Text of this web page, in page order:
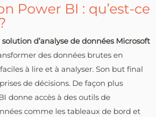
Power BI : qu’est-ce
solution d’analyse de données Microsoft
des données brutes en
à lire et à analyser. Son but final
de décisions. De façon plus
donne accès à des outils de
comme les tableaux de bord et